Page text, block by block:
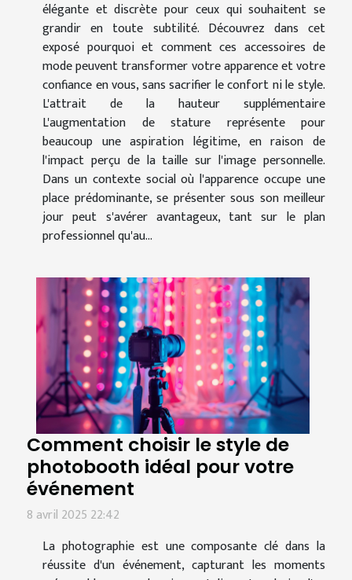
élégante et discrète pour ceux qui souhaitent se
grandir en toute subtilité. Découvrez dans cet
exposé pourquoi et comment ces accessoires de
mode peuvent transformer votre apparence et votre
confiance en vous, sans sacrifier le confort ni le style.
L'attrait de la hauteur supplémentaire
L'augmentation de stature représente pour
beaucoup une aspiration légitime, en raison de
l'impact perçu de la taille sur l'image personnelle.
Dans un contexte social où l'apparence occupe une
place prédominante, se présenter sous son meilleur
jour peut s'avérer avantageux, tant sur le plan
professionnel qu'au...
Comment choisir le style de
photobooth idéal pour votre
événement
8 avril 2025 22:42
La photographie est une composante clé dans la
réussite d'un événement, capturant les moments